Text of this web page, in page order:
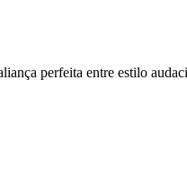
perfeita entre estilo